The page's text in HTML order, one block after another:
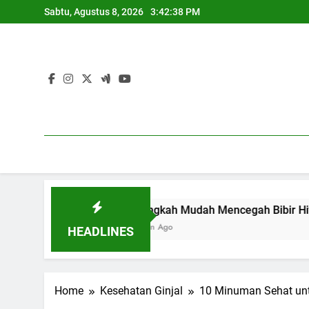
to
Sabtu, Agustus 8, 2026 3:42:39 PM
HEADLINES
7 Langkah Mudah Mencegah Bibir Hitam
1 Tahun Ago
Home Kesehatan Ginjal 10 Minuman Sehat